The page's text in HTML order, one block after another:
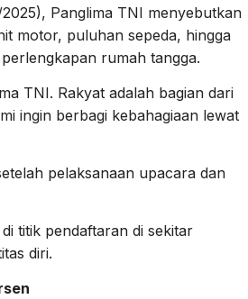
Panglima TNI menyebutkan
motor, puluhan sepeda, hingga
rumah tangga.
TNI. Rakyat adalah bagian dari
ingin berbagi kebahagiaan lewat
pelaksanaan upacara dan
titik pendaftaran di sekitar
diri.